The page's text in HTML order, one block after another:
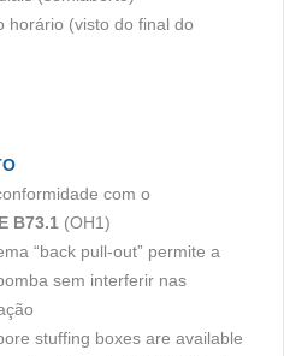
horário (visto do final do
com o
B73.1 (OH1)
“back pull-out” permite a
sem interferir nas
stuffing boxes are available